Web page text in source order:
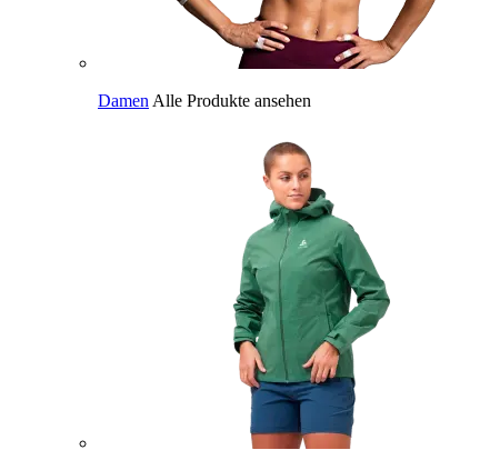
Damen Alle Produkte ansehen